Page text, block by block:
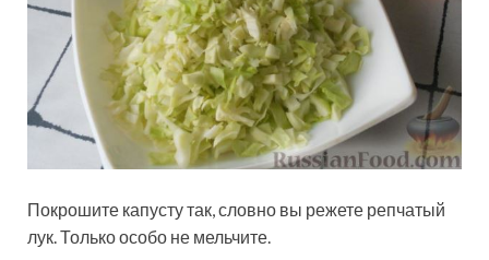
Покрошите капусту так, словно вы режете репчатый
лук. Только особо не мельчите.